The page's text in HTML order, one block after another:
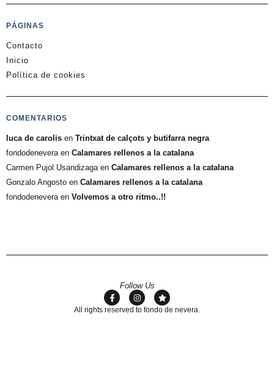
PÁGINAS
Contacto
Inicio
Política de cookies
COMENTARIOS
luca de carolis en Trintxat de calçots y butifarra negra
fondodeneveraen Calamares rellenos a la catalana
Carmen Pujol Usandizagaen Calamares rellenos a la catalana
Gonzalo Angosto en Calamares rellenos a la catalana
fondodeneveraen Volvemos a otro ritmo..!!
Follow Us
All rights reserved to fondo de nevera.